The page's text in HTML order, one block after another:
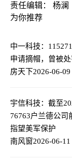
责任编辑： 杨澜
为你推荐
中一科技：
申请摘帽，曾被
房天下2026-06-09
宇信科技：截至
76763户兰德公司
指望美军保护
南风窗2026-06-11